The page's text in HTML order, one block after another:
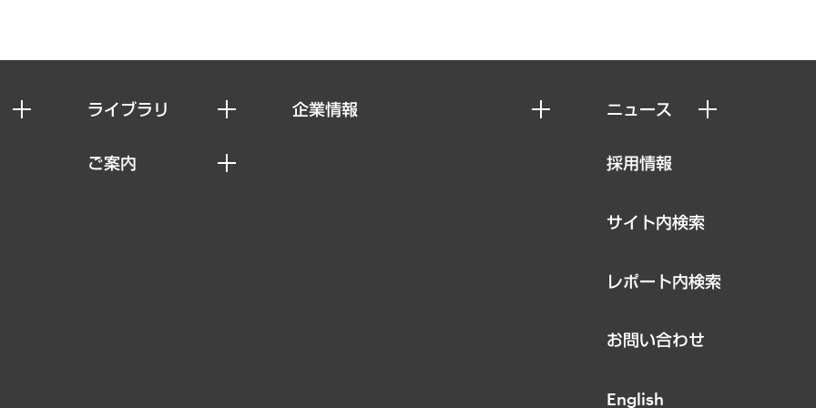
ライブラリ
ご案内
企業情報 ニュース
採用情報
サイト内検索
レポート内検索
お問い合わせ
English